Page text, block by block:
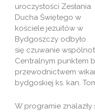
uroczystości Zesłania
Ducha Świętego w
kościele jezuitów w
Bydgoszczy odbyło
się czuwanie
Centralnym punktem
przewodnictwem
bydgoskiej ks. kan.
W programie